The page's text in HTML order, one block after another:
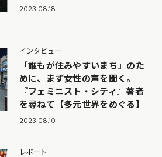
2023.08.18
インタビュー
「誰もが住みやすいまち」のた
めに、まず女性の声を聞く。
『フェミニスト・シティ』著者
を尋ねて【多元世界をめぐる】
2023.08.10
レポート